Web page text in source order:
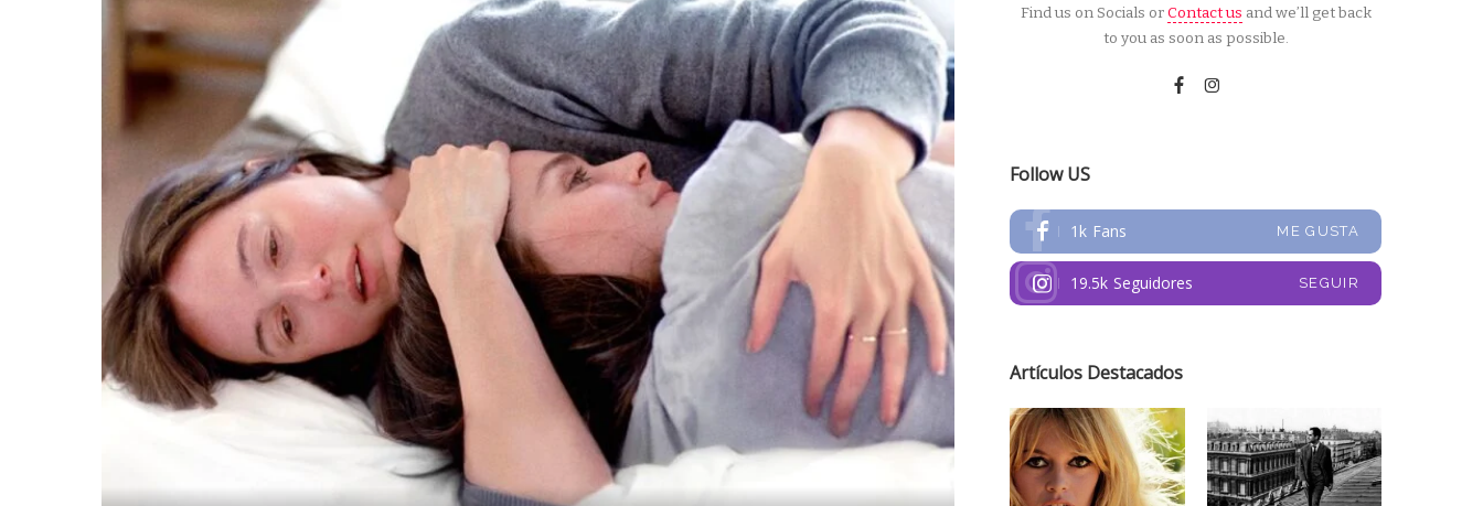
Find us on Socials orContact us and we’ll get back
to you as soon as possible.
Follow US
1k Fans ME GUSTA
19.5k Seguidores SEGUIR
Artículos Destacados